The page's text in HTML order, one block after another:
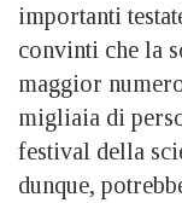
importanti
convinti che la
maggior
migliaia di
festival della
dunque,